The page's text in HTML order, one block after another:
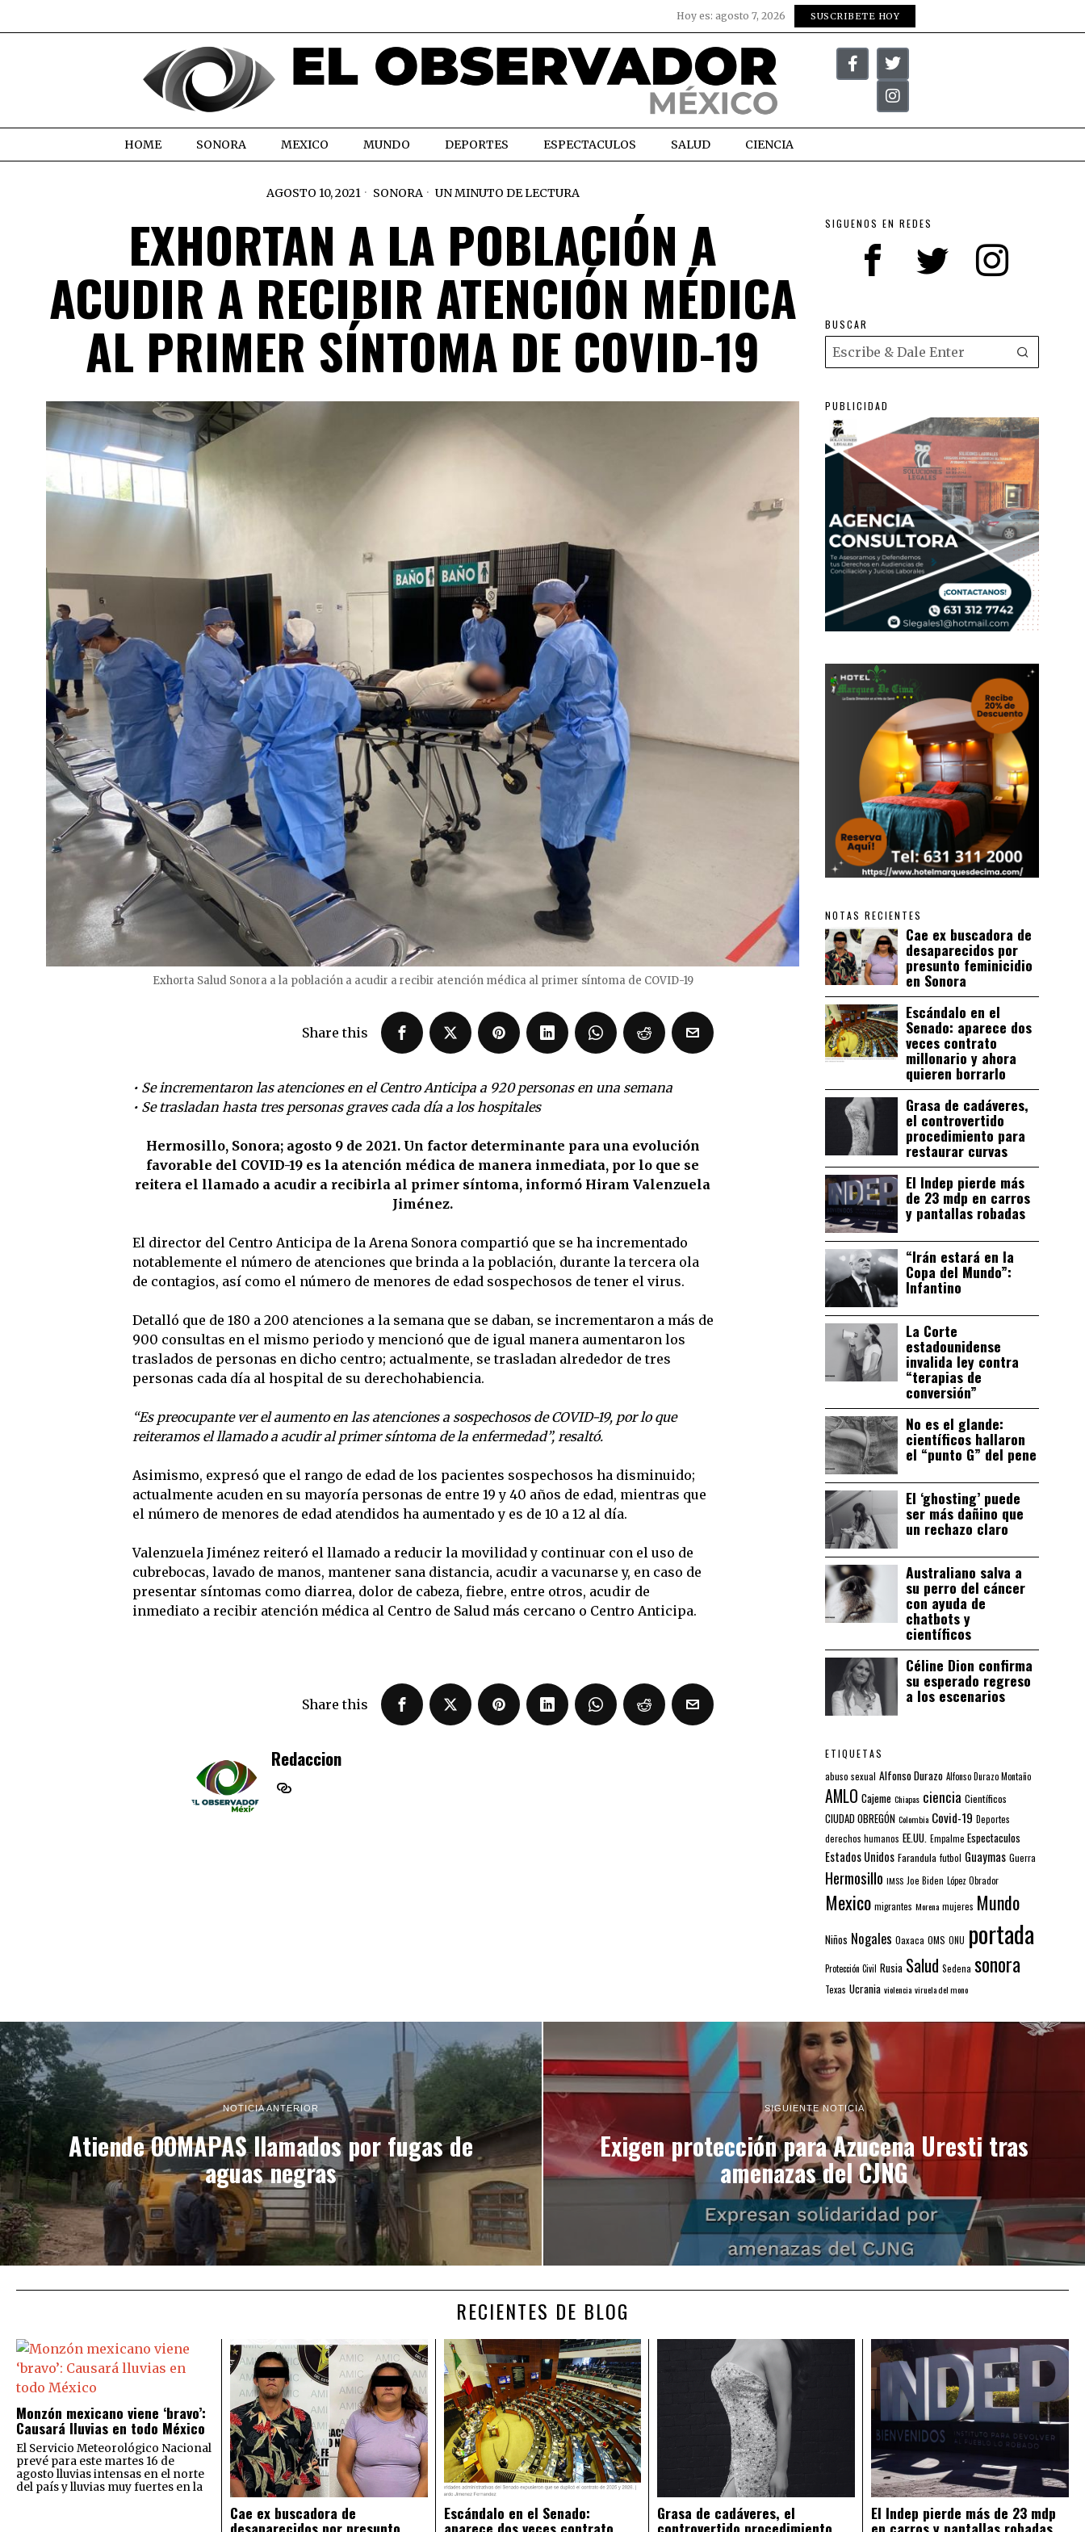
Hoy es: agosto 7, 2026 SUSCRIBETE HOY
HOME SONORA MEXICO MUNDO DEPORTES ESPECTACULOS SALUD CIENCIA
AGOSTO 10, 2021 SONORA UN MINUTO DE LECTURA
EXHORTAN A LA POBLACIÓN A
ACUDIR A RECIBIR ATENCIÓN MÉDICA
AL PRIMER SÍNTOMA DE COVID-19
Exhorta Salud Sonora a la población a acudir a recibir atención médica al primer síntoma de COVID-19
Share this
• Se incrementaron las atenciones en el Centro Anticipa a 920 personas en una semana
• Se trasladan hasta tres personas graves cada día a los hospitales
Hermosillo, Sonora; agosto 9 de 2021. Un factor determinante para una evolución
favorable del COVID-19 es la atención médica de manera inmediata, por lo que se
reitera el llamado a acudir a recibirla al primer síntoma, informó Hiram Valenzuela
Jiménez.
El director del Centro Anticipa de la Arena Sonora compartió que se ha incrementado
notablemente el número de atenciones que brinda a la población, durante la tercera ola
de contagios, así como el número de menores de edad sospechosos de tener el virus.
Detalló que de 180 a 200 atenciones a la semana que se daban, se incrementaron a más de
900 consultas en el mismo periodo y mencionó que de igual manera aumentaron los
traslados de personas en dicho centro; actualmente, se trasladan alrededor de tres
personas cada día al hospital de su derechohabiencia.
“Es preocupante ver el aumento en las atenciones a sospechosos de COVID-19, por lo que
reiteramos el llamado a acudir al primer síntoma de la enfermedad”, resaltó.
Asimismo, expresó que el rango de edad de los pacientes sospechosos ha disminuido;
actualmente acuden en su mayoría personas de entre 19 y 40 años de edad, mientras que
el número de menores de edad atendidos ha aumentado y es de 10 a 12 al día.
Valenzuela Jiménez reiteró el llamado a reducir la movilidad y continuar con el uso de
cubrebocas, lavado de manos, mantener sana distancia, acudir a vacunarse y, en caso de
presentar síntomas como diarrea, dolor de cabeza, fiebre, entre otros, acudir de
inmediato a recibir atención médica al Centro de Salud más cercano o Centro Anticipa.
Share this
Redaccion
SIGUENOS EN REDES
BUSCAR
PUBLICIDAD
NOTAS RECIENTES
Cae ex buscadora de
desaparecidos por
presunto feminicidio
en Sonora
Escándalo en el
Senado: aparece dos
veces contrato
millonario y ahora
quieren borrarlo
Grasa de cadáveres,
el controvertido
procedimiento para
restaurar curvas
El Indep pierde más
de 23 mdp en carros
y pantallas robadas
“Irán estará en la
Copa del Mundo”:
Infantino
La Corte
estadounidense
invalida ley contra
“terapias de
conversión”
No es el glande:
científicos hallaron
el “punto G” del pene
El ‘ghosting’ puede
ser más dañino que
un rechazo claro
Australiano salva a
su perro del cáncer
con ayuda de
chatbots y
científicos
Céline Dion confirma
su esperado regreso
a los escenarios
ETIQUETAS
abuso sexual Alfonso Durazo Alfonso Durazo Montaño
AMLO Cajeme Chiapas ciencia Científicos
CIUDAD OBREGÓN Colombia Covid-19 Deportes
derechos humanos EE.UU. Empalme Espectaculos
Estados Unidos Farandula futbol Guaymas Guerra
Hermosillo IMSS Joe Biden López Obrador
Mexico migrantes Morena mujeres Mundo
Niños Nogales Oaxaca OMS ONU portada
Protección Civil Rusia Salud Sedena sonora
Texas Ucrania violencia viruela del mono
NOTICIA ANTERIOR
Atiende OOMAPAS llamados por fugas de
aguas negras
SIGUIENTE NOTICIA
Exigen protección para Azucena Uresti tras
amenazas del CJNG
RECIENTES DE BLOG
Monzón mexicano viene ‘bravo’:
Causará lluvias en todo México
El Servicio Meteorológico Nacional
prevé para este martes 16 de
agosto lluvias intensas en el norte
del país y lluvias muy fuertes en la
Cae ex buscadora de
desaparecidos por presunto
Escándalo en el Senado:
aparece dos veces contrato
Grasa de cadáveres, el
controvertido procedimiento
El Indep pierde más de 23 mdp
en carros y pantallas robadas